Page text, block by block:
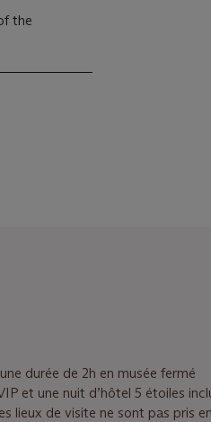
the
durée de 2h en musée fermé
et une nuit d’hôtel 5 étoiles
lieux de visite ne sont pas pris